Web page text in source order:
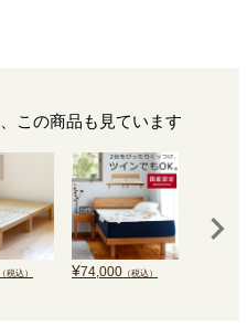
この商品も見ています
（税込） ¥74,000 （税込）